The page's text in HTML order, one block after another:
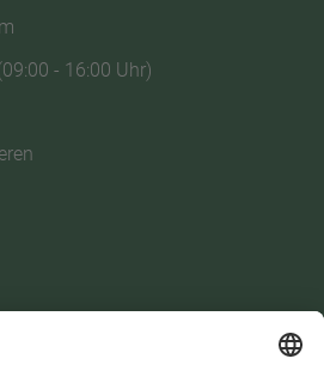
- 16:00 Uhr)